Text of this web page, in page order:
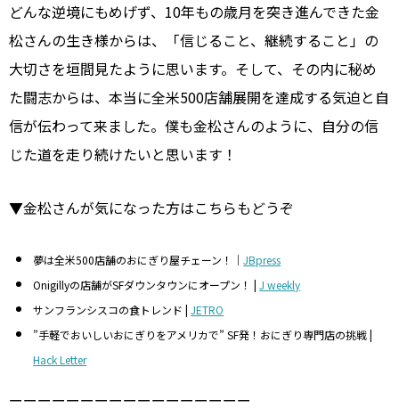
どんな逆境にもめげず、10年もの歳月を突き進んできた金
松さんの生き様からは、「信じること、継続すること」の
大切さを垣間見たように思います。そして、その内に秘め
た闘志からは、本当に全米500店舗展開を達成する気迫と自
信が伝わって来ました。僕も金松さんのように、自分の信
じた道を走り続けたいと思います！
▼金松さんが気になった方はこちらもどうぞ
夢は全米500店舗のおにぎり屋チェーン！｜JBpress
Onigillyの店舗がSFダウンタウンにオープン！ |J weekly
サンフランシスコの食トレンド |JETRO
”手軽でおいしいおにぎりをアメリカで” SF発！おにぎり専門店の挑戦 |
Hack Letter
ーーーーーーーーーーーーーーーーー